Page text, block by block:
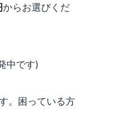
からお選びくだ
中です)
。困っている方